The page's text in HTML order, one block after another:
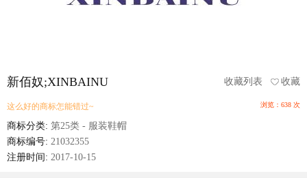
收藏
收藏列表
新佰奴;XINBAINU
浏览：638 次
这么好的商标怎能错过~
商标分类: 第25类 - 服装鞋帽
商标编号: 21032355
注册时间: 2017-10-15